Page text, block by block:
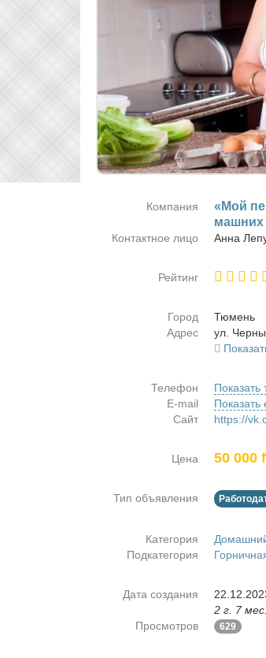
Компания
«Мой
маш­них
Контактное лицо Ан­на
Рейтинг
Город
Тю­мень
Адрес
ул.
Телефон
E-mail
Показать
Сайт
https://
Цена 50 000
Тип объявления
Категория
Подкатегория
Дата создания
2 г. 7
Просмотров
629